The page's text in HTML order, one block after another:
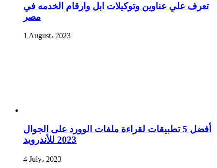
تعرف علي عناوين وتوكيلات ابل وارقام الخدمه في
مصر
1 August، 2023
أفضل 5 تطبيقات لقراءة ملفات الوورد على الجوال
2023 للأندرويد
4 July، 2023